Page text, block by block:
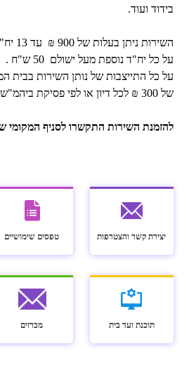
בידוד ועוד.
השירות ניתן בעלות של 900 ₪ עד 13 יח"ד.
על כל יח"ד נוספת מעל ישולם 50 ש"ח .
על כל התייצבות של נותן השירות בבית
של 300 ₪ לכל דיון או לפי פסיקת ביהמ"ש לכל דיון.
להזמנת השירות התקשרו לסניף המקומי
יצירת קשר והצטרפות טפסים שימושיים
תוכנת ועד בית מכרזים